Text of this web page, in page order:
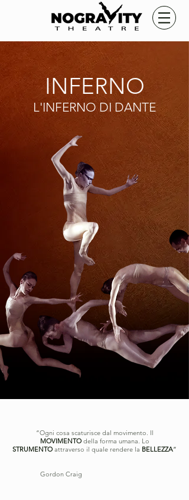
INFERNO
L'INFERNO DI DANTE
“Ogni cosa scaturisce dal movimento. Il
MOVIMENTOdella forma umana. Lo
STRUMENTO attraverso il quale rendere la BELLEZZA”
Gordon Craig